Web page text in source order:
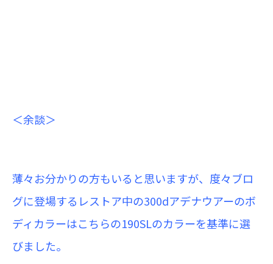
＜余談＞
薄々お分かりの方もいると思いますが、度々ブロ
グに登場するレストア中の300dアデナウアーのボ
ディカラーはこちらの190SLのカラーを基準に選
びました。